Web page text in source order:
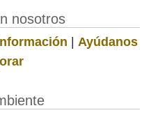
nosotros
| Ayúdanos